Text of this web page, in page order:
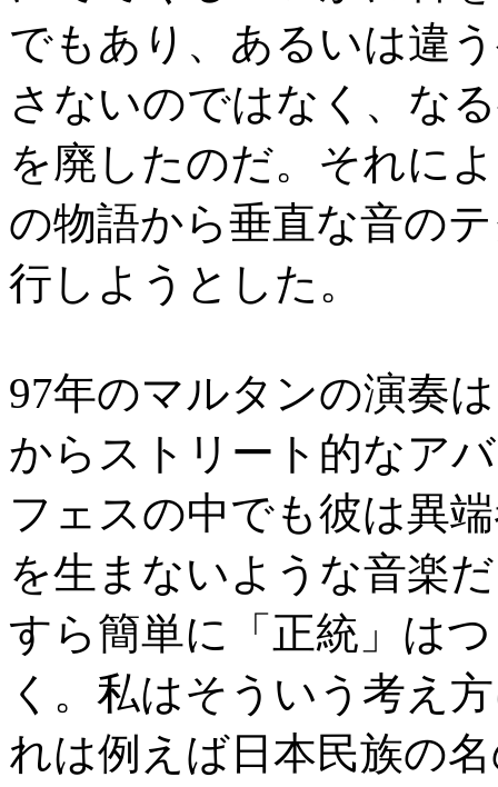
でもあり、あるいは違
さないのではなく、な
を廃したのだ。それに
の物語から垂直な音の
行しようとした。
97年のマルタンの演奏
からストリート的なア
フェスの中でも彼は異
を生まないような音楽
すら簡単に「正統」は
く。私はそういう考え
れは例えば日本民族の